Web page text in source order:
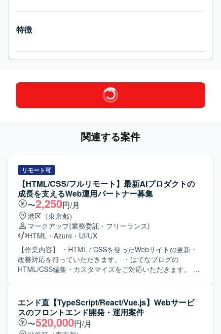
特徴
関連する案件
リモート可
【HTML/CSS/フルリモート】最新AIプロダクトの
成長を支えるWeb運用パートナー募集
〜2,250円/月
港区（東京都）
マークアップ(業務委託・フリーランス)
HTML ・ Azure ・ UI/UX
【作業内容】 ・HTML / CSSを使ったWebサイトの更新・
改善対応を行っていただきます。 ・はてなブログの
HTML/CSS編集・カスタマイズをご対応いただきます。 ・
件の理解を前提とした導線改善の提案・実装を行っていた
だきます。 ・AIツール（ChatGPT・Claude等）を活用した
効率的な更新フローの推進を行っていただきます。 ・継続
的な運用サポートおよびサイト品質の維持・向上に取り組
エンド直【TypeScript/React/Vue.js】Webサービ
スのフロントエンド開発・運用案件
〜520,000円/月